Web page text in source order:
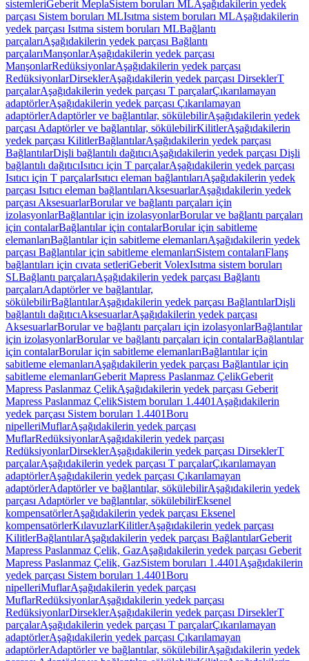
sistemleriGeberit MeplaSistem boruları MLAşağıdakilerin yedek
parçası Sistem boruları MLIsıtma sistem boruları MLAşağıdakilerin
yedek parçası Isıtma sistem boruları MLBağlantı
parçalarıAşağıdakilerin yedek parçası Bağlantı
parçalarıManşonlarAşağıdakilerin yedek parçası
ManşonlarRedüksiyonlarAşağıdakilerin yedek parçası
RedüksiyonlarDirseklerAşağıdakilerin yedek parçası DirseklerT
parçalarAşağıdakilerin yedek parçası T parçalarÇıkarılamayan
adaptörlerAşağıdakilerin yedek parçası Çıkarılamayan
adaptörlerAdaptörler ve bağlantılar, sökülebilirAşağıdakilerin yedek
parçası Adaptörler ve bağlantılar, sökülebilirKilitlerAşağıdakilerin
yedek parçası KilitlerBağlantılarAşağıdakilerin yedek parçası
BağlantılarDişli bağlantılı dağıtıcıAşağıdakilerin yedek parçası Dişli
bağlantılı dağıtıcıIsıtıcı için T parçalarAşağıdakilerin yedek parçası
Isıtıcı için T parçalarIsıtıcı eleman bağlantılarıAşağıdakilerin yedek
parçası Isıtıcı eleman bağlantılarıAksesuarlarAşağıdakilerin yedek
parçası AksesuarlarBorular ve bağlantı parçaları için
izolasyonlarBağlantılar için izolasyonlarBorular ve bağlantı parçaları
için contalarBağlantılar için contalarBorular için sabitleme
elemanlarıBağlantılar için sabitleme elemanlarıAşağıdakilerin yedek
parçası Bağlantılar için sabitleme elemanlarıSistem contalarıFlanş
bağlantıları için cıvata setleriGeberit VolexIsıtma sistem boruları
SLBağlantı parçalarıAşağıdakilerin yedek parçası Bağlantı
parçalarıAdaptörler ve bağlantılar,
sökülebilirBağlantılarAşağıdakilerin yedek parçası BağlantılarDişli
bağlantılı dağıtıcıAksesuarlarAşağıdakilerin yedek parçası
AksesuarlarBorular ve bağlantı parçaları için izolasyonlarBağlantılar
için izolasyonlarBorular ve bağlantı parçaları için contalarBağlantılar
için contalarBorular için sabitleme elemanlarıBağlantılar için
sabitleme elemanlarıAşağıdakilerin yedek parçası Bağlantılar için
sabitleme elemanlarıGeberit Mapress Paslanmaz ÇelikGeberit
Mapress Paslanmaz ÇelikAşağıdakilerin yedek parçası Geberit
Mapress Paslanmaz ÇelikSistem boruları 1.4401 Aşağıdakilerin
yedek parçası Sistem boruları 1.4401Boru
nipelleriMuflarAşağıdakilerin yedek parçası
MuflarRedüksiyonlarAşağıdakilerin yedek parçası
RedüksiyonlarDirseklerAşağıdakilerin yedek parçası DirseklerT
parçalarAşağıdakilerin yedek parçası T parçalarÇıkarılamayan
adaptörlerAşağıdakilerin yedek parçası Çıkarılamayan
adaptörlerAdaptörler ve bağlantılar, sökülebilirAşağıdakilerin yedek
parçası Adaptörler ve bağlantılar, sökülebilirEksenel
kompensatörlerAşağıdakilerin yedek parçası Eksenel
kompensatörlerKılavuzlarKilitlerAşağıdakilerin yedek parçası
KilitlerBağlantılarAşağıdakilerin yedek parçası BağlantılarGeberit
Mapress Paslanmaz Çelik, GazAşağıdakilerin yedek parçası Geberit
Mapress Paslanmaz Çelik, GazSistem boruları 1.4401 Aşağıdakilerin
yedek parçası Sistem boruları 1.4401Boru
nipelleriMuflarAşağıdakilerin yedek parçası
MuflarRedüksiyonlarAşağıdakilerin yedek parçası
RedüksiyonlarDirseklerAşağıdakilerin yedek parçası DirseklerT
parçalarAşağıdakilerin yedek parçası T parçalarÇıkarılamayan
adaptörlerAşağıdakilerin yedek parçası Çıkarılamayan
adaptörlerAdaptörler ve bağlantılar, sökülebilirAşağıdakilerin yedek